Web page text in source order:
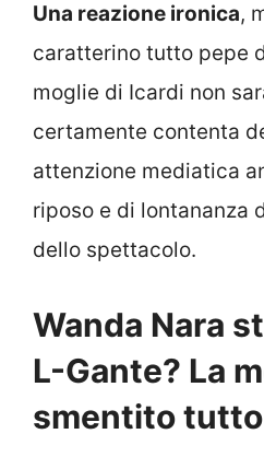
Una reazione ironica,
caratterino tutto pepe
moglie di Icardi non
certamente contenta
attenzione mediatica
riposo e di lontananza
dello spettacolo.
Wanda Nara
L-Gante? La
smentito tutto